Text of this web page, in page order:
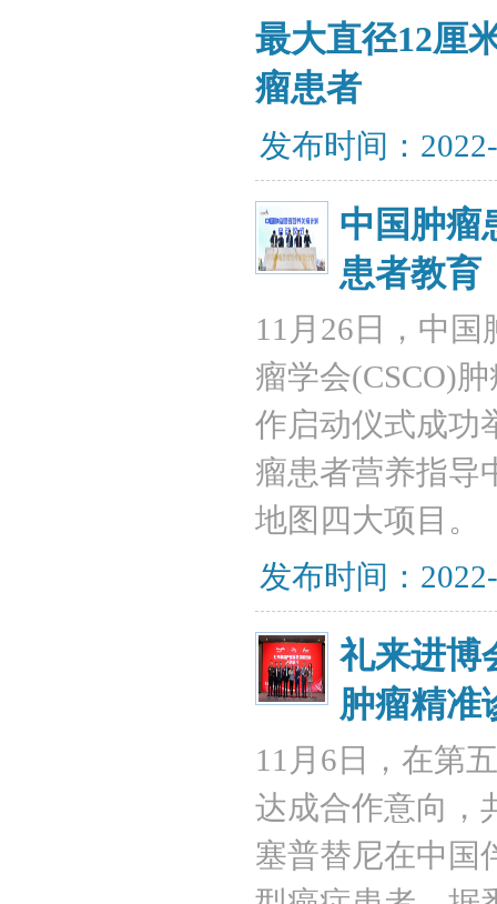
最大直径12厘
瘤患者
发布时间：
中国肿瘤
患者教育
11月26日，中
瘤学会(CSCO)
作启动仪式成功
瘤患者营养指导
地图四大项目。‍
发布时间：
礼来进博
肿瘤精准
11月6日，在第
达成合作意向，
塞普替尼在中国